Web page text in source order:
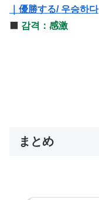
｜優勝する/ 우승하다
감격：感激
まとめ